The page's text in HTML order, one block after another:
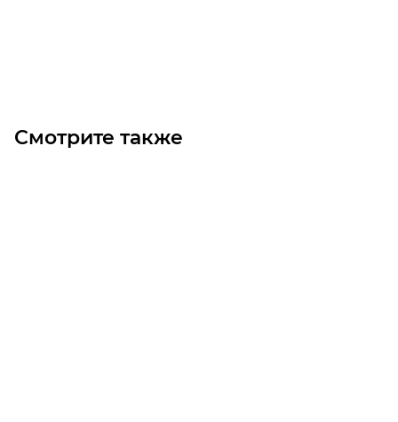
Смотрите также